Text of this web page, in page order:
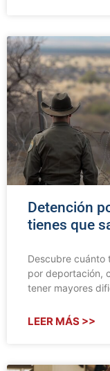
Detención
tienes que
Descubre cuánto
por deportación,
tener mayores
LEER MÁS >>